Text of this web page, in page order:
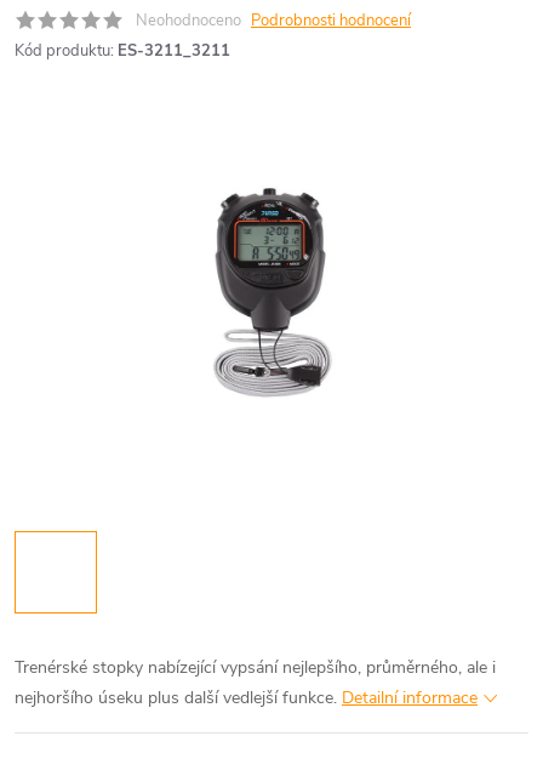
Neohodnoceno Podrobnosti hodnocení
Kód produktu: ES-3211_3211
Trenérské stopky nabízející vypsání nejlepšího, průměrného, ale i
nejhoršího úseku plus další vedlejší funkce. Detailní informace